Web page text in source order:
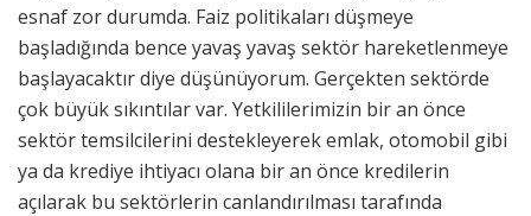
esnaf zor durumda. Faiz politikaları düşmeye
başladığında bence yavaş yavaş sektör hareketlenmeye
başlayacaktır diye düşünüyorum. Gerçekten sektörde
çok büyük sıkıntılar var. Yetkililerimizin bir an önce
sektör temsilcilerini destekleyerek emlak, otomobil gibi
ya da krediye ihtiyacı olana bir an önce kredilerin
açılarak bu sektörlerin canlandırılması tarafında